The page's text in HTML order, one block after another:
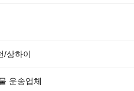
/상하이
운송업체